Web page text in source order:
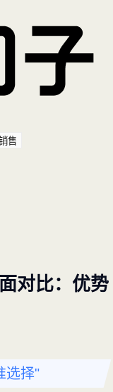
售
对比：优势
选择"